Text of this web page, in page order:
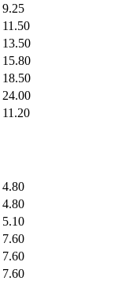
9.25
11.50
13.50
15.80
18.50
24.00
11.20
4.80
4.80
5.10
7.60
7.60
7.60